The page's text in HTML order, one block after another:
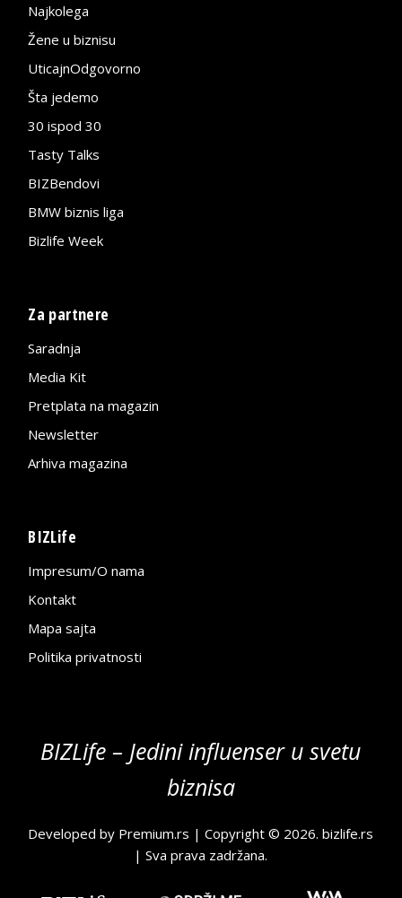
Najkolega
Žene u biznisu
UticajnOdgovorno
Šta jedemo
30 ispod 30
Tasty Talks
BIZBendovi
BMW biznis liga
Bizlife Week
Za partnere
Saradnja
Media Kit
Pretplata na magazin
Newsletter
Arhiva magazina
BIZLife
Impresum/O nama
Kontakt
Mapa sajta
Politika privatnosti
BIZLife – Jedini influenser u svetu
biznisa
Developed by Premium.rs | Copyright © 2026.bizlife.rs
| Sva prava zadržana.